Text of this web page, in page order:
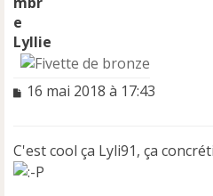
Lyllie
M
s
a
g
16 mai 2018 à 17:43
C'est cool ça Lyli91, ça